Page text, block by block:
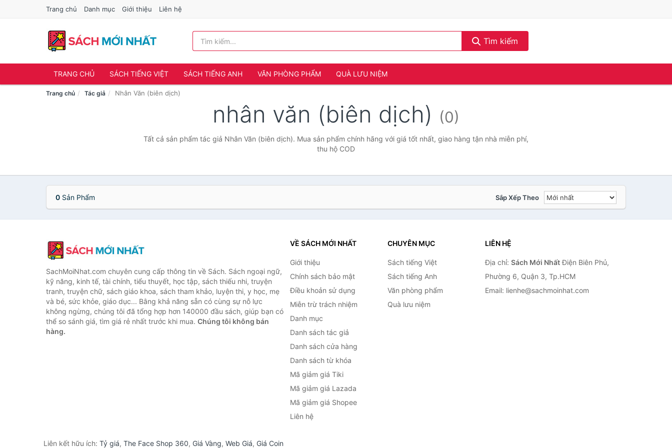
Trang chủ Danh mục Giới thiệu Liên hệ
Tìm kiếm
TRANG CHỦ SÁCH TIẾNG VIỆT SÁCH TIẾNG ANH VĂN PHÒNG PHẨM QUÀ LƯU NIỆM
Trang chủ Tác giả Nhân Văn (biên dịch)
nhân văn (biên dịch) (0)
Tất cả sản phẩm tác giả Nhân Văn (biên dịch). Mua sản phẩm chính hãng với giá tốt nhất, giao hàng tận nhà miễn phí,
thu hộ COD
0 Sản Phẩm Sắp Xếp Theo
SachMoiNhat.com chuyên cung cấp thông tin về Sách. Sách ngoại ngữ,
kỹ năng, kinh tế, tài chính, tiểu thuyết, học tập, sách thiếu nhi, truyện
tranh, truyện chữ, sách giáo khoa, sách tham khảo, luyện thi, y học, mẹ
và bé, sức khỏe, giáo dục... Bằng khả năng sẵn có cùng sự nỗ lực
không ngừng, chúng tôi đã tổng hợp hơn 140000 đầu sách, giúp bạn có
thể so sánh giá, tìm giá rẻ nhất trước khi mua. Chúng tôi không bán
hàng.
VỀ SÁCH MỚI NHẤT
Giới thiệu
Chính sách bảo mật
Điều khoản sử dụng
Miễn trừ trách nhiệm
Danh mục
Danh sách tác giả
Danh sách cửa hàng
Danh sách từ khóa
Mã giảm giá Tiki
Mã giảm giá Lazada
Mã giảm giá Shopee
Liên hệ
CHUYÊN MỤC
Sách tiếng Việt
Sách tiếng Anh
Văn phòng phẩm
Quà lưu niệm
LIÊN HỆ
Địa chỉ: Sách Mới NhấtĐiện Biên Phủ,
Phường 6, Quận 3, Tp.HCM
Email: lienhe@sachmoinhat.com
Liên kết hữu ích: Tỷ giá, The Face Shop 360, Giá Vàng, Web Giá, Giá Coin